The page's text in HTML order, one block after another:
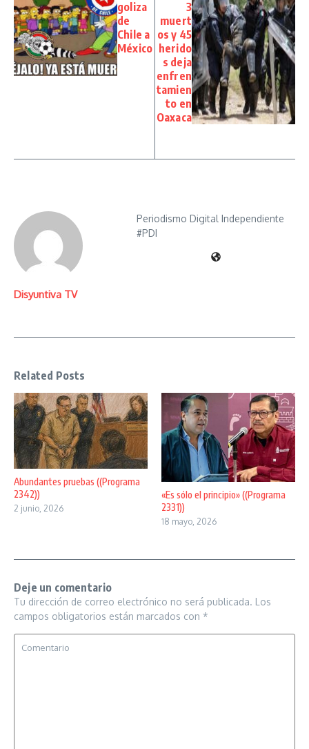
goliza
de
Chile a
México
3
muert
os y 45
herido
s deja
enfren
tamien
to en
Oaxaca
Disyuntiva TV
Periodismo Digital Independiente
#PDI
Related Posts
Abundantes pruebas ((Programa
2342))
2 junio, 2026
«Es sólo el principio» ((Programa
2331))
18 mayo, 2026
Deje un comentario
Tu dirección de correo electrónico no será publicada. Los
campos obligatorios están marcados con *